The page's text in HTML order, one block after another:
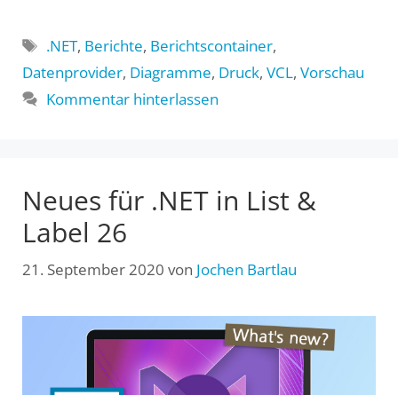
Schlagwörter
.NET, Berichte, Berichtscontainer,
Datenprovider, Diagramme, Druck, VCL, Vorschau
Kommentar hinterlassen
Neues für .NET in List &
Label 26
21. September 2020 von Jochen Bartlau